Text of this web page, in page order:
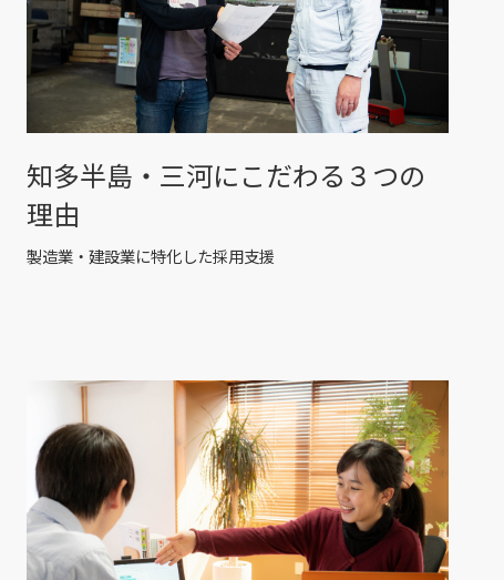
知多半島・三河にこだわる３つの
理由
製造業・建設業に特化した採用支援